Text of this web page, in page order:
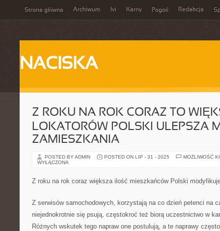
Strona główna Archiwum Ivi Karny Pogoń Redakcja
NACISKA
Z ROKU NA ROK CORAZ TO
LOKATORÓW POLSKI ULEPSZA
ZAMIESZKANIA
POSTED BY ADMIN POSTED ON LIP - 31 - 2025
MOŻLIWOŚĆ
WYŁĄCZONA
Z roku na rok coraz większa ilość mieszkańców Polski
Z serwisów samochodowych, korzystają na co dzień petenci na
niejednokrotnie się psują, częstokroć też biorą uczestnictwo w
Różnych wskutek tego napraw one postulują, a te naprawy